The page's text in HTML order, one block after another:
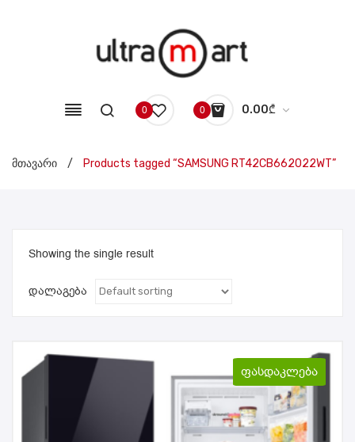
0 0 0.00₾
No products in the cart.
მთავარი / Products tagged “SAMSUNG RT42CB662022WT”
Showing the single result
დალაგება
ფასდაკლება